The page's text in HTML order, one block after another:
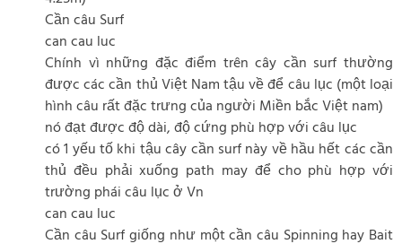
Cần câu Surf
can cau luc
Chính vì những đặc điểm trên cây cần surf thường
được các cần thủ Việt Nam tậu về để câu lục (một loại
hình câu rất đặc trưng của người Miền bắc Việt nam)
nó đạt được độ dài, độ cứng phù hợp với câu lục
có 1 yếu tố khi tậu cây cần surf này về hầu hết các cần
thủ đều phải xuống path may để cho phù hợp với
trường phái câu lục ở Vn
can cau luc
Cần câu Surf giống như một cần câu Spinning hay Bait